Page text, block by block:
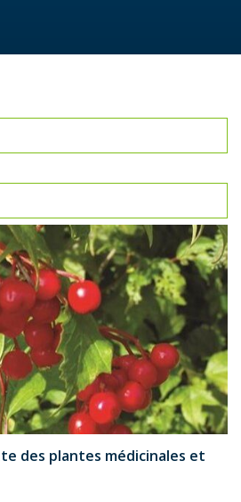
des plantes médicinales et